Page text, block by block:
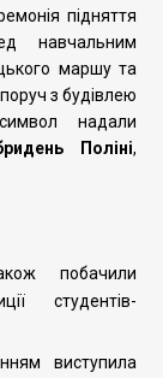
підняття
навчальним
маршу та
з будівлею
надали
Поліні,
побачили
студентів-
виступила